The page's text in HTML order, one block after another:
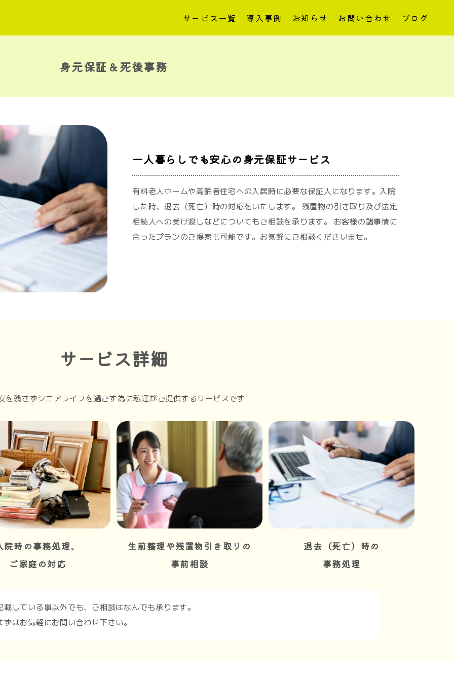
サービス一覧 導入事例 お知らせ お問い合わせ ブログ
身元保証＆死後事務
一人暮らしでも安心の身元保証サービス
有料老人ホームや高齢者住宅への入居時に必要な保証人になります。入院
した時、退去（死亡）時の対応をいたします。 残置物の引き取り及び法定
相続人への受け渡しなどについてもご相談を承ります。 お客様の諸事情に
合ったプランのご提案も可能です。お気軽にご相談くださいませ。
サービス詳細
を残さずシニアライフを過ごす為に私達がご提供するサービスです
院時の事務処理、
ご家庭の対応
生前整理や残置物引き取りの
事前相談
退去（死亡）時の
事務処理
載している事以外でも、ご相談はなんでも承ります。
ずはお気軽にお問い合わせ下さい。